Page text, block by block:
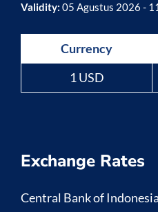
Validity: 05 Agustus 2026 -
Currency
1 USD
Exchange Rates
Central Bank of Indonesia